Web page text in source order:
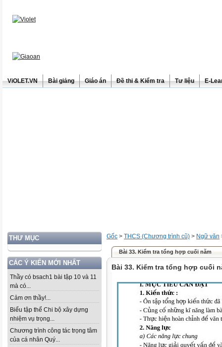
ViOLET.VN Bài giảng Giáo án Đề thi & Kiểm tra Tư liệu E-
THƯ MỤC
CÁC Ý KIẾN MỚI NHẤT
Thầy có bsach1 bài tập 10 và 11
mà có...
Cảm ơn thầy!...
Biểu tập thể Chi bộ xây dựng
nhiệm vụ trọng...
Chương trình công tác trọng tâm
của cá nhân Quý...
Gốc > THCS (Chương trình cũ) > Ngữ văn
Bài 33. Kiểm tra tổng hợp cuối năm
Bài 33. Kiểm tra tổng hợp cuối